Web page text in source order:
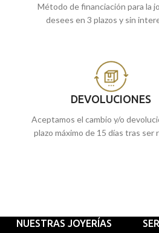
Método de financiación para la
desees en 3 plazos y sin
DEVOLUCIONES
Aceptamos el cambio y/o
plazo máximo de 15 días tras ser
NUESTRAS JOYERÍAS